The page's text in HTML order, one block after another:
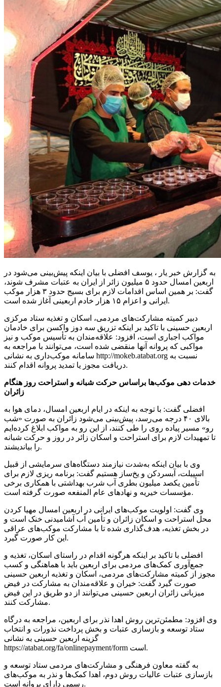
به گزارش خبر یار ، یوسف افضلی با بیان اینکه پیش‌بینی می‌شود در
اربعین امسال حدود ۵ میلیون زائر از ایران به عتبات مشرف شوند،
گفت: بر همین اساس اقدامات لازم برای بسیج حدود ۳ هزار موکب
ایرانی و اعزام ۱۵ هزار خادم اربعینی آغاز شده است.
دبیر کمیته مشارکت‌های مردمی، اسکان و تغذیه ستاد مرکزی
اربعین حسینی با تاکید بر اینکه تزریق سه دوز واکسن برای خادمان
مواکب اجباری است، افزود: علاقه‌مندان به تأسیس موکب و نیز
مواکبی که پروانه آنها منقضی شده است، می‌توانند با مراجعه به
سامانه موکب‌داری به نشانی http://mokeb.atabat.org نسبت به
دریافت مجوز یا تمدید پروانه اقدام کنند.
خدمات دهی موکب‌ها براساس حرکت شبانه و استراحت روز هنگام
زائران
افضلی گفت: با توجه به اینکه در ایام اربعین امسال، دمای هوا به
بالای ۴۰ درجه می‌رسد، پیش‌بینی می‌شود زائران به صورت «شب
رو» مسیر پیاده روی را طی کنند، از این رو به مواکب ابلاغ کرده‌ایم
تا تمهیدات لازم برای استراحت و اسکان زائر در روز و حرکت شبانه
را بیاندیشند.
وی با بیان اینکه به‌شدت نیازمند دستگاه‌های سرمایشی از قبیل
اسپیلت، آبسردکن و یخ‌ساز هستیم گفت: برنامه ریزی لازم برای
تأمین یکصد میلیون بطری آب شرب بهداشتی با همکاری برخی
مؤسسات خیریه و نهادهای عام المنفعه صورت گرفته است.
وی گفت: اولویت موکب‌های ایرانی در اربعین امسال مهیا کردن
محل استراحت و اسکان زائران و تأمین آب آشامیدنی خنک است و
در بخش تغذیه، هدف‌گذاری شده تا با مشارکت موکب‌های عراقی
این کار صورت گیرد.
افضلی با تاکید بر اینکه هرگونه اقدام در راستای اسکان، تغذیه و
جمع‌آوری کمک‌های مردمی برای اربعین باید با هماهنگی و کسب
مجوز از کمیته مشارکت‌های مردمی، اسکان و تغذیه اربعین حسینی
صورت گیرد گفت: خیران و علاقه‌مندان به مشارکت در فیض
میزبانی زائران اربعین حسینی می‌توانند از دو طریق در این فیض
مشارکت کنند.
وی افزود: مطمئن‌ترین روش اهدا نذر برای اربعین، مراجعه به درگاه
ستاد توسعه و بازسازی عتبات و بخش پرداخت نذورات و انتخاب
گزینه اربعین حسینی به نشانی
https://atabat.org/fa/onlinepayment/form است.
به گفته معاون فرهنگی و مشارکت‌های مردمی ستاد توسعه و
بازسازی عتبات عالیات روش دوم، اهدا کمک‌ها و نذر به موکب‌های
رسمی دارای پروانه است.